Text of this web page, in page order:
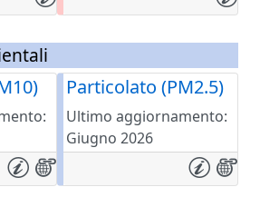
Particolato (PM2.5)
Ultimo aggiornamento:
Giugno 2026